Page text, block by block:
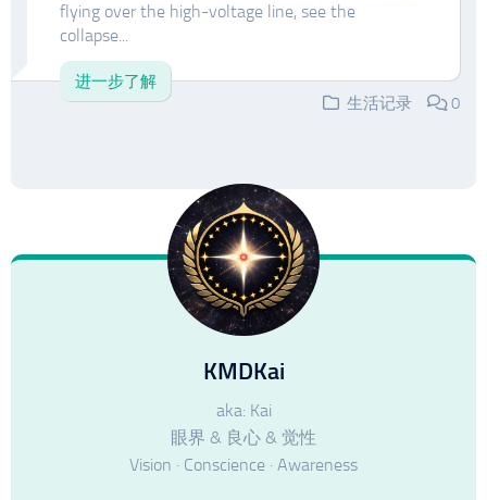
flying over the high-voltage line, see the
collapse...
进一步了解
生活记录
0
KMDKai
aka: Kai
眼界 & 良心 & 觉性
Vision · Conscience · Awareness